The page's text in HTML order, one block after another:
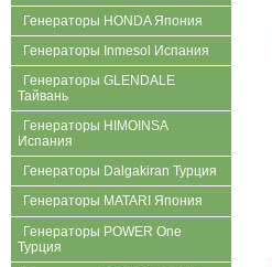
Генераторы HONDA Япония
Генераторы Inmesol Испания
Генераторы GLENDALE
Тайвань
Генераторы HIMOINSA
Испания
Генераторы Dalgakiran Турция
Генераторы MATARI Япония
Генераторы POWER One
Турция